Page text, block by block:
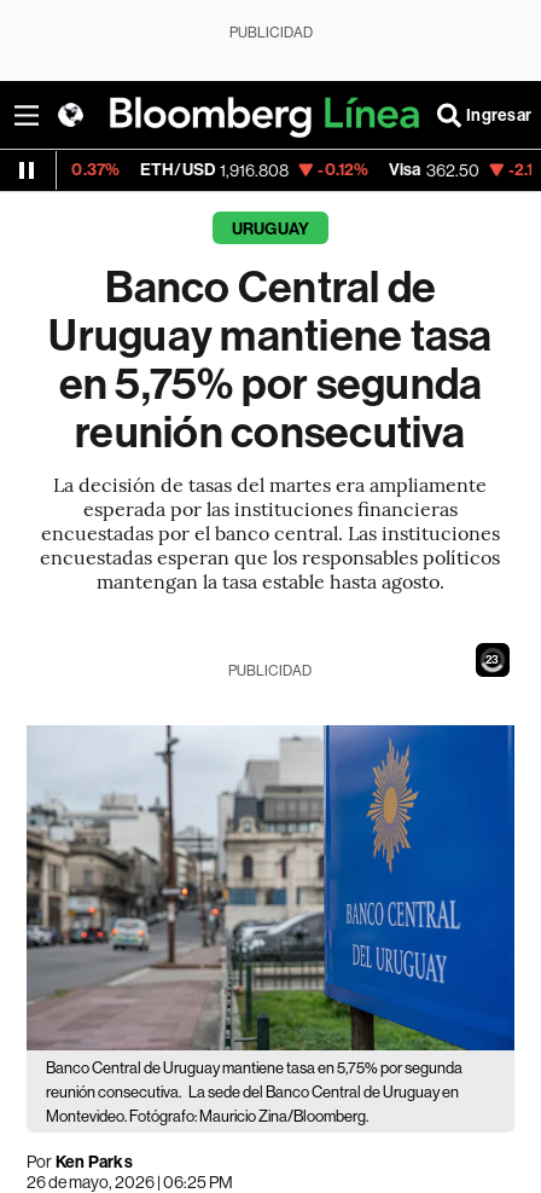
PUBLICIDAD
Ingresar
ETH/USD 1,916.808 -0.12% Visa 362.50 -2.15%
URUGUAY
Banco Central de
Uruguay mantiene tasa
en 5,75% por segunda
reunión consecutiva
La decisión de tasas del martes era ampliamente
esperada por las instituciones financieras
encuestadas por el banco central. Las instituciones
encuestadas esperan que los responsables políticos
mantengan la tasa estable hasta agosto.
22
PUBLICIDAD
Banco Central de Uruguay mantiene tasa en 5,75% por segunda
reunión consecutiva.
La sede del Banco Central de Uruguay en
Montevideo. Fotógrafo: Mauricio Zina/Bloomberg.
PorKen Parks
26 de mayo, 2026 | 06:25 PM